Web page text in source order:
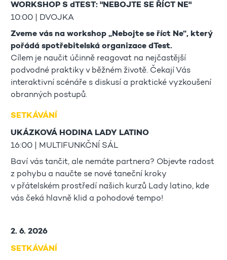
WORKSHOP S dTEST: "NEBOJTE SE ŘÍCT NE"
10:00 | DVOJKA
Zveme vás na workshop „Nebojte se říct Ne“, který
pořádá spotřebitelská organizace dTest.
Cílem je naučit účinně reagovat na nejčastější
podvodné praktiky v běžném životě. Čekají Vás
interaktivní scénáře s diskusí a praktické vyzkoušení
obranných postupů.
SETKÁVÁNÍ
UKÁZKOVÁ HODINA LADY LATINO
16:00 | MULTIFUNKČNÍ SÁL
Baví vás tančit, ale nemáte partnera? Objevte radost
z pohybu a naučte se nové taneční kroky
v přátelském prostředí našich kurzů Lady latino, kde
vás čeká hlavně klid a pohodové tempo!
2. 6. 2026
SETKÁVÁNÍ